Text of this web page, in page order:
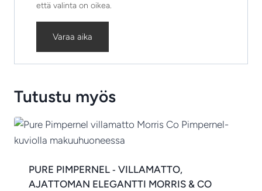
että valinta on oikea.
Varaa aika
Tutustu myös
PURE PIMPERNEL ‑ VILLAMATTO,
AJATTOMAN ELEGANTTI MORRIS & CO